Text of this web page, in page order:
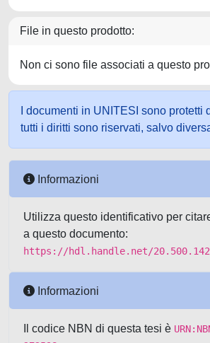
File in questo prodotto:
Non ci sono file associati a questo
I documenti in UNITESI sono protetti
tutti i diritti sono riservati, salvo
Informazioni
Utilizza questo identificativo per
a questo documento:
https://hdl.handle.net/
Informazioni
Il codice NBN di questa tesi è